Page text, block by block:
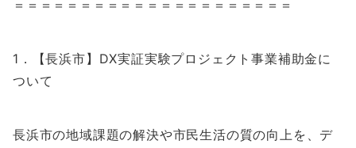
＝＝＝＝＝＝＝＝＝＝＝＝＝＝＝＝＝＝＝＝＝
1．【長浜市】DX実証実験プロジェクト事業補助金に
ついて
長浜市の地域課題の解決や市民生活の質の向上を、デ